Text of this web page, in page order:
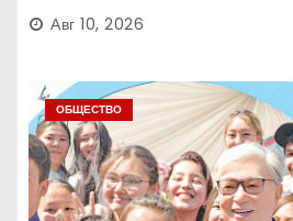
Авг 10, 2026
ОБЩЕСТВО